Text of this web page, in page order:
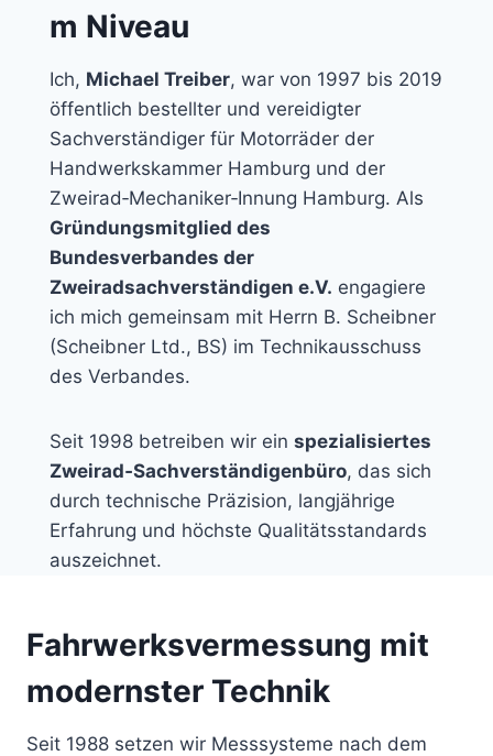
m Niveau
Ich, Michael Treiber, war von 1997 bis 2019
öffentlich bestellter und vereidigter
Sachverständiger für Motorräder der
Handwerkskammer Hamburg und der
Zweirad‑Mechaniker‑Innung Hamburg. Als
Gründungsmitglied des
Bundesverbandes der
Zweiradsachverständigen e.V. engagiere
ich mich gemeinsam mit Herrn B. Scheibner
(Scheibner Ltd., BS) im Technikausschuss
des Verbandes.
Seit 1998 betreiben wir ein spezialisiertes
Zweirad‑Sachverständigenbüro, das sich
durch technische Präzision, langjährige
Erfahrung und höchste Qualitätsstandards
auszeichnet.
Fahrwerksvermessung mit
modernster Technik
Seit 1988 setzen wir Messsysteme nach dem